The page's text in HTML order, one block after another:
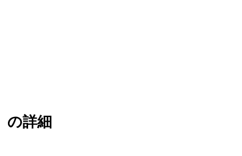
の詳細